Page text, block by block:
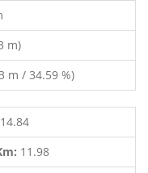
m)
m / 34.59 %)
14.84
11.98